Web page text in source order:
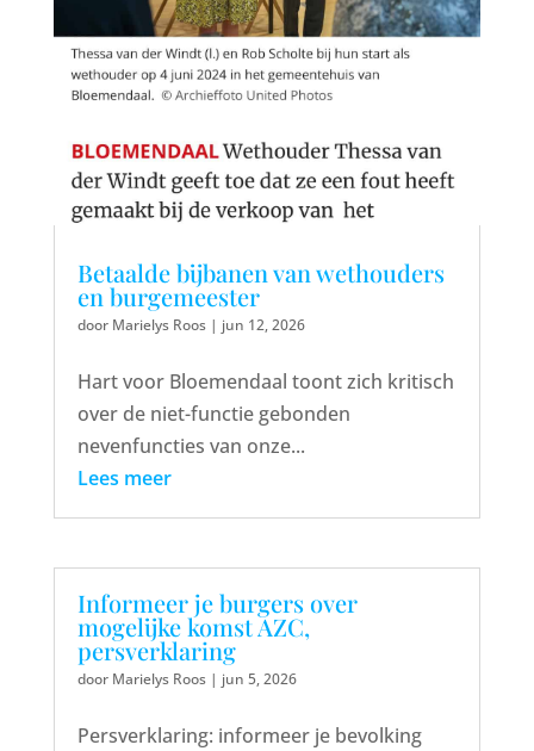
Betaalde bijbanen van wethouders
en burgemeester
door Marielys Roos| jun 12, 2026
Hart voor Bloemendaal toont zich kritisch
over de niet-functie gebonden
nevenfuncties van onze...
Lees meer
Informeer je burgers over
mogelijke komst AZC,
persverklaring
door Marielys Roos| jun 5, 2026
Persverklaring: informeer je bevolking